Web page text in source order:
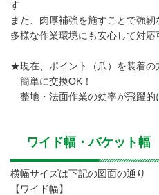
す
また、肉厚補強を施すことで強靭
多様な作業環境にも安心して対応
★現在、ポイント（爪）を装着の
簡単に交換OK！
整地・法面作業の効率が飛躍的
ワイド幅・バケット幅
横幅サイズは下記の図面の通り
【ワイド幅】